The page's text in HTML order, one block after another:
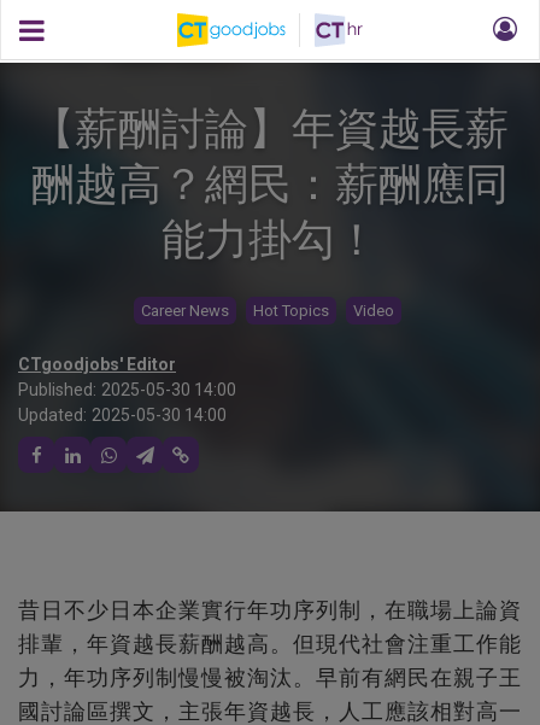
【薪酬討論】年資越長薪
酬越高？網民：薪酬應同
能力掛勾！
Career News Hot Topics Video
CTgoodjobs' Editor
Published: 2025-05-30 14:00
Updated: 2025-05-30 14:00
昔日不少日本企業實行年功序列制，在職場上論資
排輩，年資越長薪酬越高。但現代社會注重工作能
力，年功序列制慢慢被淘汰。早前有網民在親子王
國討論區撰文，主張年資越長，人工應該相對高一